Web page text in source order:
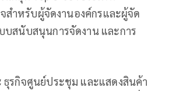
สำหรับผู้จัดงานองค์กรและผู้จัด
สนับสนุนการจัดงาน และการ
รกิจศูนย์ประชุม และแสดงสินค้า